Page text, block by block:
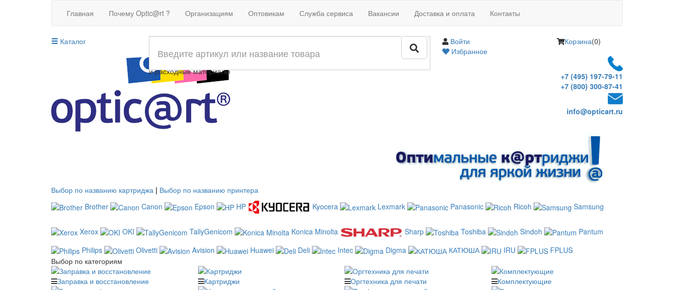
Главная Почему Optic@rt ? Организациям Оптовикам Служба сервиса Вакансии Доставка и оплата Контакты
Каталог
Войти
Избранное
Корзина(0)
Совместимые картриджи
и расходные материалы
+7 (495) 197-79-11
+7 (800) 300-87-41
info@opticart.ru
Выбор по названию картриджа | Выбор по названию принтера
Brother
Canon Epson HP Kyocera Lexmark Panasonic Ricoh Samsung
Xerox OKI TallyGenicom Konica Minolta Sharp Toshiba Sindoh
Pantum
Philips
Olivetti Avision Huawei Deli Intec Digma КАТЮША IRU
FPLUS
Выбор по категориям
Заправка и восстановление
Картриджи Оргтехника для печати
Комплектующие